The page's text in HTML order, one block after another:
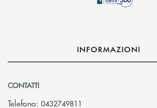
INFORMAZIONI
CONTATTI
Telefono: 0432749811